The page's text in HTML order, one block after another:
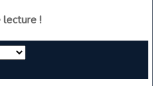
lecture !